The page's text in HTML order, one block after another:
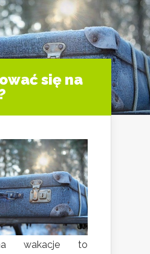
się na
wakacje to